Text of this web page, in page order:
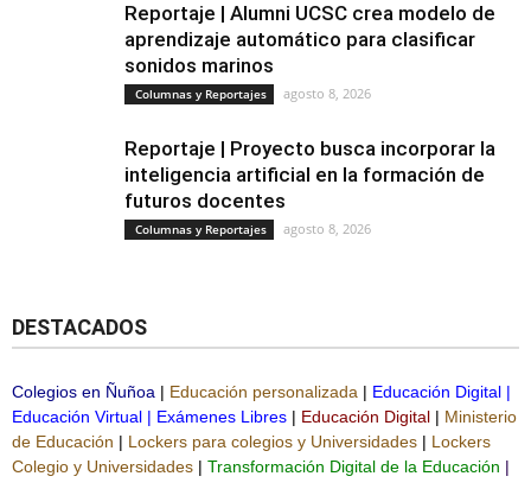
Reportaje | Alumni UCSC crea modelo de
aprendizaje automático para clasificar
sonidos marinos
Columnas y Reportajes agosto 8, 2026
Reportaje | Proyecto busca incorporar la
inteligencia artificial en la formación de
futuros docentes
Columnas y Reportajes agosto 8, 2026
DESTACADOS
Colegios en Ñuñoa | Educación personalizada | Educación Digital |
Educación Virtual | Exámenes Libres | Educación Digital | Ministerio
de Educación | Lockers para colegios y Universidades | Lockers
Colegio y Universidades | Transformación Digital de la Educación |